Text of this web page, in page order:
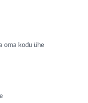
oma kodu ühe